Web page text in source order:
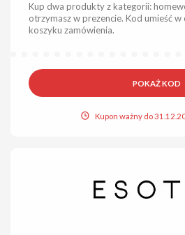
Kup dwa produkty z kategorii:
otrzymasz w prezencie. Kod umieść
koszyku zamówienia.
POKAŻ KOD
Kupon ważny do